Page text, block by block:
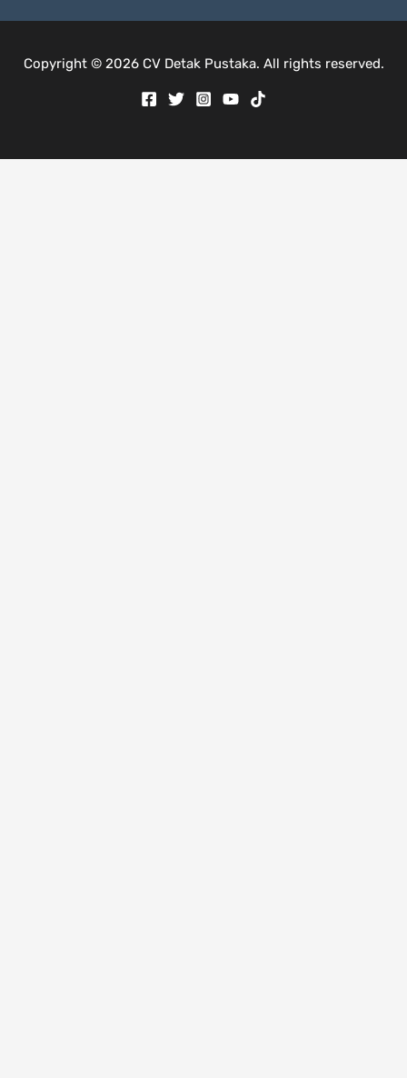
Copyright © 2026 CV Detak Pustaka. All rights reserved.